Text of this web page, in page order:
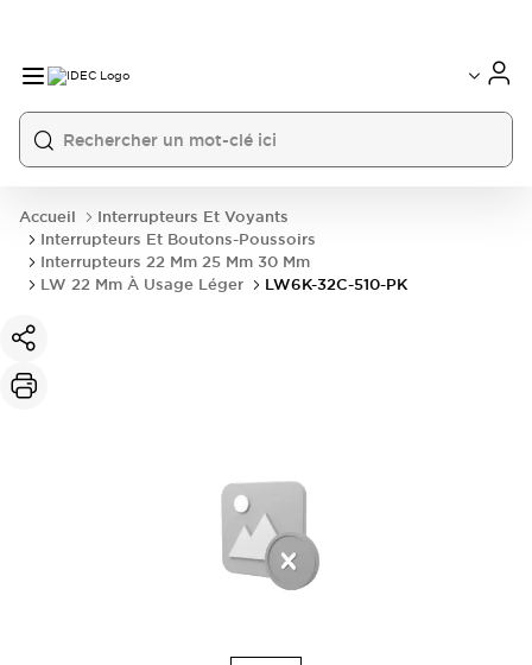
Accueil
Interrupteurs Et Voyants
Interrupteurs Et Boutons-Poussoirs
Interrupteurs 22 Mm 25 Mm 30 Mm
LW 22 Mm À Usage Léger
LW6K-32C-510-PK